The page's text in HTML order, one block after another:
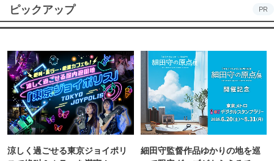
ピックアップ PR
涼しく過ごせる東京ジョイポリ
細田守監督作品ゆかりの地を巡